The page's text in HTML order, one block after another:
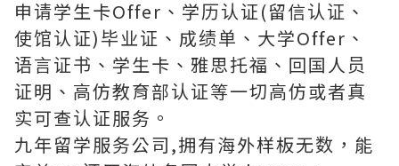
申请学生卡Offer、学历认证(留信认证、
使馆认证)毕业证、成绩单、大学Offer、
语言证书、学生卡、雅思托福、回国人员
证明、高仿教育部认证等一切高仿或者真
实可查认证服务。
九年留学服务公司,拥有海外样板无数，能